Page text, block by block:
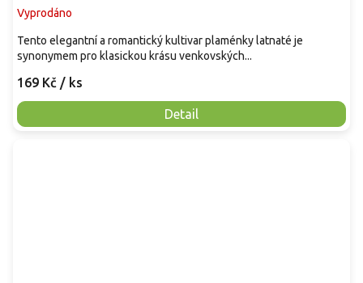
Vyprodáno
169 Kč / ks
Detail
Tento elegantní a romantický kultivar plaménky latnaté je
synonymem pro klasickou krásu venkovských...